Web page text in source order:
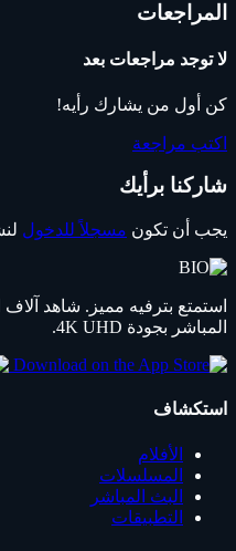
المراجعات
لا توجد مراجعات بعد
كن أول من يشارك رأيه!
اكتب مراجعة
شاركنا برأيك
يجب أن تكون مسجلاً للدخول
استمتع بترفيه مميز. شاهد
المباشر بجودة 4K UHD.
استكشاف
الأفلام
المسلسلات
البث المباشر
التطبيقات